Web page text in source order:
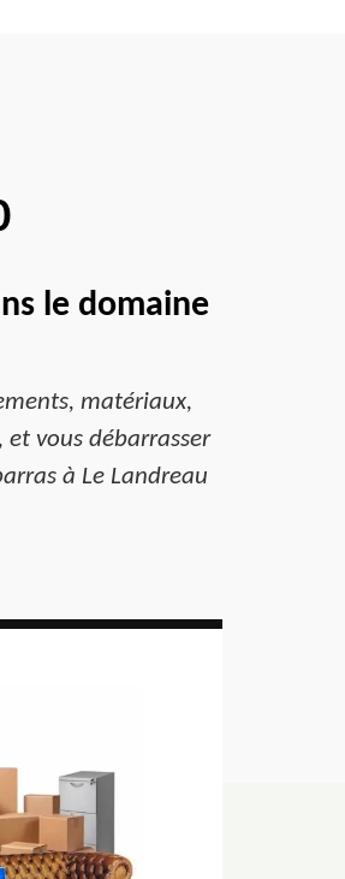
le domaine
matériaux,
vous débarrasser
à Le Landreau